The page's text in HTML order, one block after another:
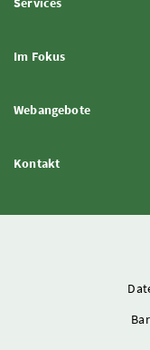
Im FokusInhalt
WebangeboteInhalt
KontaktInhalt